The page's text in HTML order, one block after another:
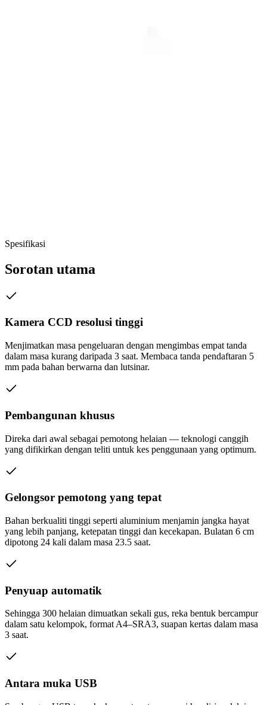
Spesifikasi
Sorotan utama
Kamera CCD resolusi tinggi
Menjimatkan masa pengeluaran dengan mengimbas empat tanda
dalam masa kurang daripada 3 saat. Membaca tanda pendaftaran 5
mm pada bahan berwarna dan lutsinar.
Pembangunan khusus
Direka dari awal sebagai pemotong helaian — teknologi canggih
yang difikirkan dengan teliti untuk kes penggunaan yang optimum.
Gelongsor pemotong yang tepat
Bahan berkualiti tinggi seperti aluminium menjamin jangka hayat
yang lebih panjang, ketepatan tinggi dan kecekapan. Bulatan 6 cm
dipotong 24 kali dalam masa 23.5 saat.
Penyuap automatik
Sehingga 300 helaian dimuatkan sekali gus, reka bentuk bercampur
dalam satu kelompok, format A4–SRA3, suapan kertas dalam masa
3 saat.
Antara muka USB